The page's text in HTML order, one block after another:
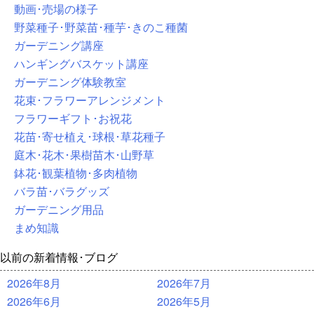
動画･売場の様子
野菜種子･野菜苗･種芋･きのこ種菌
ガーデニング講座
ハンギングバスケット講座
ガーデニング体験教室
花束･フラワーアレンジメント
フラワーギフト･お祝花
花苗･寄せ植え･球根･草花種子
庭木･花木･果樹苗木･山野草
鉢花･観葉植物･多肉植物
バラ苗･バラグッズ
ガーデニング用品
まめ知識
以前の新着情報･ブログ
2026年8月
2026年7月
2026年6月
2026年5月